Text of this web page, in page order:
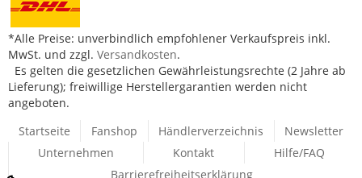
*Alle Preise: unverbindlich empfohlener Verkaufspreis inkl.
MwSt. und zzgl. Versandkosten.
Es gelten die gesetzlichen Gewährleistungsrechte (2 Jahre ab
Lieferung); freiwillige Herstellergarantien werden nicht
angeboten.
Startseite
Fanshop Händlerverzeichnis
Newsletter
Unternehmen
Kontakt
Hilfe/FAQ
Barrierefreiheitserklärung